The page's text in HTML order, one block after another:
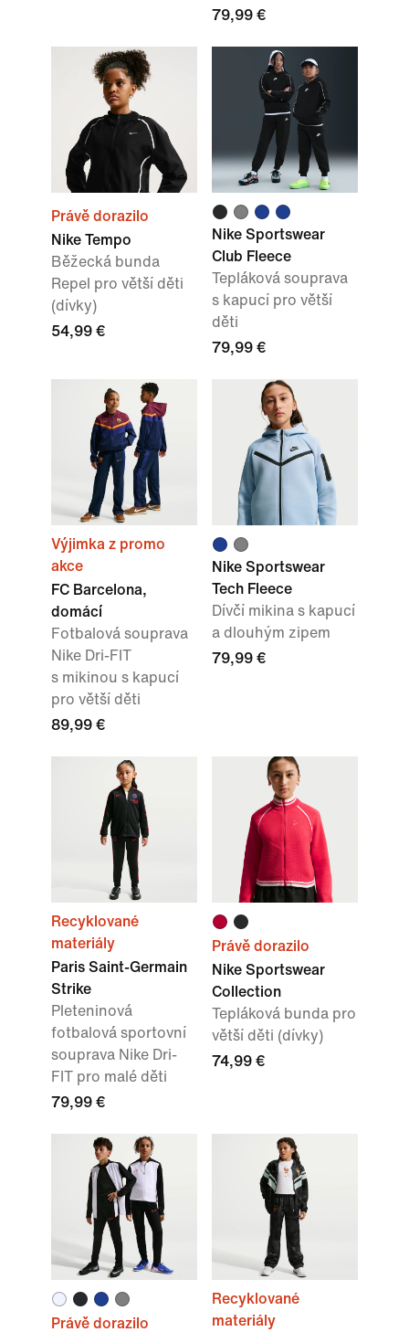
79,99 €
Právě dorazilo
Nike Tempo
Běžecká bunda
Repel pro větší děti
(dívky)
54,99 €
Nike Sportswear
Club Fleece
Tepláková souprava
s kapucí pro větší
děti
79,99 €
Výjimka z promo
akce
FC Barcelona,
domácí
Fotbalová souprava
Nike Dri-FIT
s mikinou s kapucí
pro větší děti
89,99 €
Nike Sportswear
Tech Fleece
Dívčí mikina s kapucí
a dlouhým zipem
79,99 €
Recyklované
materiály
Paris Saint-Germain
Strike
Pleteninová
fotbalová sportovní
souprava Nike Dri-
FIT pro malé děti
79,99 €
Právě dorazilo
Nike Sportswear
Collection
Tepláková bunda pro
větší děti (dívky)
74,99 €
Právě dorazilo
Recyklované
materiály